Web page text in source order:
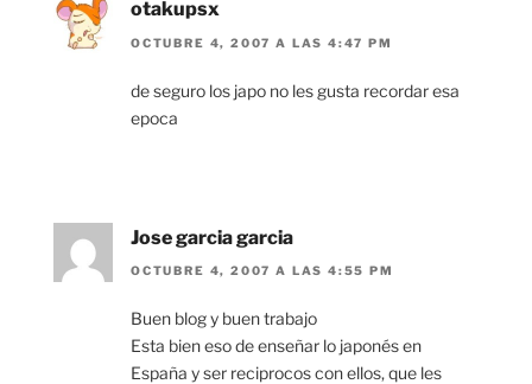
otakupsx
OCTUBRE 4, 2007 A LAS 4:47 PM
de seguro los japo no les gusta recordar esa
epoca
Jose garcia garcia
OCTUBRE 4, 2007 A LAS 4:55 PM
Buen blog y buen trabajo
Esta bien eso de enseñar lo japonés en
España y ser reciprocos con ellos, que les